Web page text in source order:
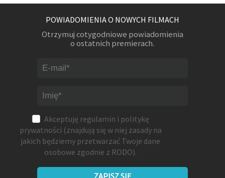
POWIADOMIENIA O NOWYCH FILMACH
Otrzymuj cotygodniowe powiadomienia
o ostatnich premierach.
Akceptuję regulamin i politykę
prywatności (znajdują się w niej zasady na
jakich będziemy przetwarzać Twoje dane
osobowe zgodnie z RODO).
ZAPISZ SIĘ